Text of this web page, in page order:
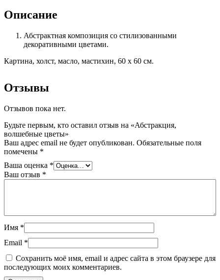
Описание
Абстрактная композиция со стилизованными
декоративными цветами.
Картина, холст, масло, мастихин, 60 х 60 см.
Отзывы
Отзывов пока нет.
Будьте первым, кто оставил отзыв на «Абстракция,
волшебные цветы»
Ваш адрес email не будет опубликован. Обязательные поля
помечены *
Ваша оценка *
Ваш отзыв *
Имя *
Email *
Сохранить моё имя, email и адрес сайта в этом браузере для
последующих моих комментариев.